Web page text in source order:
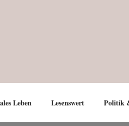
Leben Lesenswert Politik